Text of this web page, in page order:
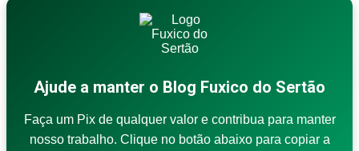
Ajude a manter o Blog Fuxico do Sertão
Faça um Pix de qualquer valor e contribua para manter
nosso trabalho. Clique no botão abaixo para copiar a